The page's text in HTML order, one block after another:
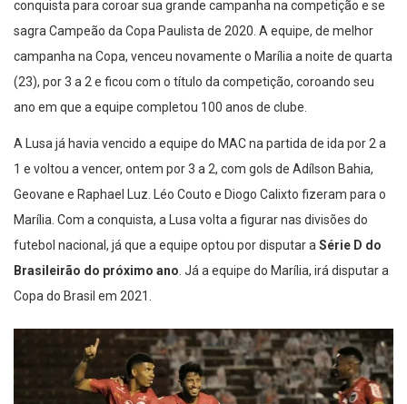
conquista para coroar sua grande campanha na competição e se
sagra Campeão da Copa Paulista de 2020. A equipe, de melhor
campanha na Copa, venceu novamente o Marília a noite de quarta
(23), por 3 a 2 e ficou com o título da competição, coroando seu
ano em que a equipe completou 100 anos de clube.
A Lusa já havia vencido a equipe do MAC na partida de ida por 2 a
1 e voltou a vencer, ontem por 3 a 2, com gols de Adílson Bahia,
Geovane e Raphael Luz. Léo Couto e Diogo Calixto fizeram para o
Marília. Com a conquista, a Lusa volta a figurar nas divisões do
futebol nacional, já que a equipe optou por disputar aSérie D do
Brasileirão do próximo ano. Já a equipe do Marília, irá disputar a
Copa do Brasil em 2021.